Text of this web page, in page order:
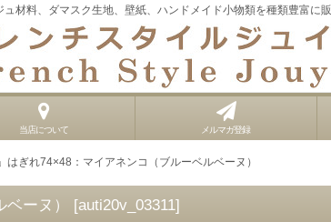
ュ材料、ダマスク生地、壁紙、ハンドメイド小物類を種類豊富に
当店について メルマガ登録
はぎれ74×48：マイアネンコ（ブルーベルベーヌ）
ーヌ） [auti20v_03311]